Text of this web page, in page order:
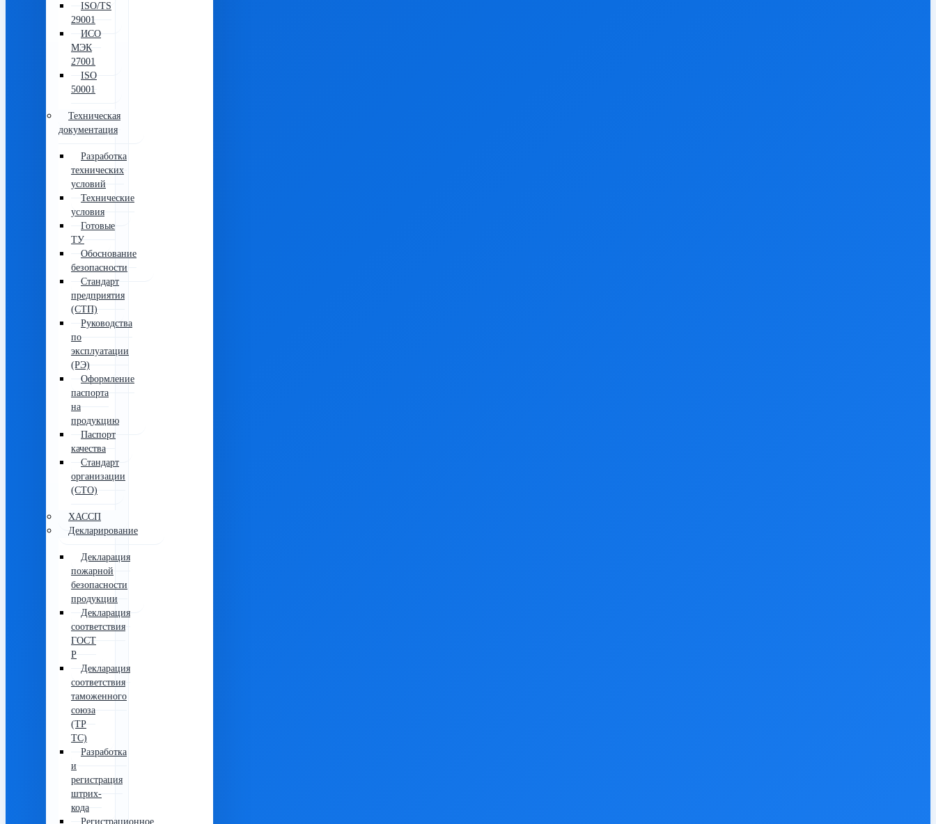
ISO/TS
29001
ИСО
МЭК
27001
ISO
50001
Техническая
документация
Разработка
технических
условий
Технические
условия
Готовые
ТУ
Обоснование
безопасности
Стандарт
предприятия
(СТП)
Руководства
по
эксплуатации
(РЭ)
Оформление
паспорта
на
продукцию
Паспорт
качества
Стандарт
организации
(СТО)
ХАССП
Декларирование
Декларация
пожарной
безопасности
продукции
Декларация
соответствия
ГОСТ
Р
Декларация
соответствия
таможенного
союза
(ТР
ТС)
Разработка
и
регистрация
штрих-
кода
Регистрационное